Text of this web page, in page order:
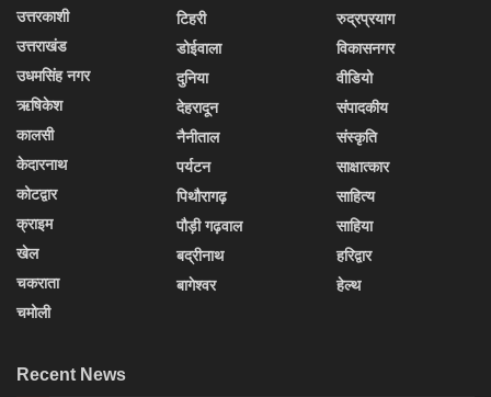
उत्तरकाशी
उत्तराखंड
उधमसिंह नगर
ऋषिकेश
कालसी
केदारनाथ
कोटद्वार
क्राइम
खेल
चकराता
चमोली
टिहरी
डोईवाला
दुनिया
देहरादून
नैनीताल
पर्यटन
पिथौरागढ़
पौड़ी गढ़वाल
बद्रीनाथ
बागेश्वर
रुद्रप्रयाग
विकासनगर
वीडियो
संपादकीय
संस्कृति
साक्षात्कार
साहित्य
साहिया
हरिद्वार
हेल्थ
Recent News